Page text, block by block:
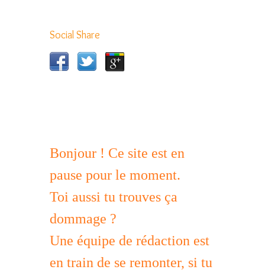
Social Share
Bonjour ! Ce site est en
pause pour le moment.
Toi aussi tu trouves ça
dommage ?
Une équipe de rédaction est
en train de se remonter, si tu